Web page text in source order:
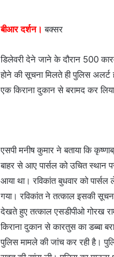
i
l
बीआर दर्शन। बक्सर
डिलेवरी देने जाने के दौरान 500
होने की सूचना मिलते ही पुलिस
एक किराना दुकान से बरामद कर
एसपी मनीष कुमार ने बताया कि
बाहर से आए पार्सल को उचित स्थान
आया था। रविकांत बुधवार को
गया। रविकांत ने तत्काल इसकी
देखते हुए तत्काल एसडीपीओ गोरख
किराना दुकान से कारतुस का डब्बा
पुलिस मामले की जांच कर रही है।